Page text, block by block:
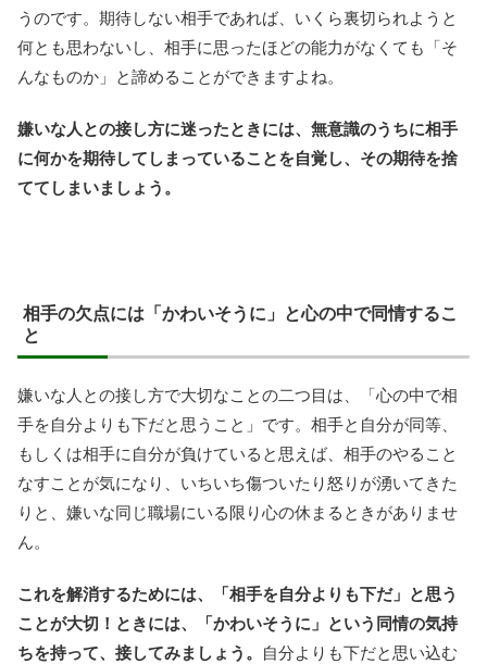
うのです。期待しない相手であれば、いくら裏切られようと
何とも思わないし、相手に思ったほどの能力がなくても「そ
んなものか」と諦めることができますよね。
嫌いな人との接し方に迷ったときには、無意識のうちに相手
に何かを期待してしまっていることを自覚し、その期待を捨
ててしまいましょう。
相手の欠点には「かわいそうに」と心の中で同情するこ
と
嫌いな人との接し方で大切なことの二つ目は、「心の中で相
手を自分よりも下だと思うこと」です。相手と自分が同等、
もしくは相手に自分が負けていると思えば、相手のやること
なすことが気になり、いちいち傷ついたり怒りが湧いてきた
りと、嫌いな同じ職場にいる限り心の休まるときがありませ
ん。
これを解消するためには、「相手を自分よりも下だ」と思う
ことが大切！ときには、「かわいそうに」という同情の気持
ちを持って、接してみましょう。
自分よりも下だと思い込む